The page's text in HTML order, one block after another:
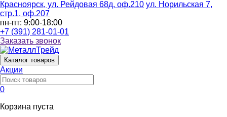
Красноярск, ул. Рейдовая 68д, оф.210 ул. Норильская 7,
стр.1, оф.207
пн-пт: 9:00-18:00
+7 (391) 281-01-01
Заказать звонок
Каталог товаров
Акции
0
Корзина пуста